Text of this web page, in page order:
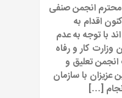
محترم انجمن صنفی
اقدام به
۹۸ ننموده اند با توجه به عدم
کار و رفاه
تعلیق و
با سازمان
[…]